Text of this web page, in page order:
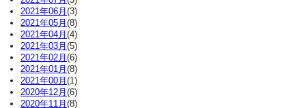
2021年06月 (3)
2021年05月 (8)
2021年04月 (4)
2021年03月 (5)
2021年02月 (6)
2021年01月 (8)
2021年00月 (1)
2020年12月 (6)
2020年11月 (8)